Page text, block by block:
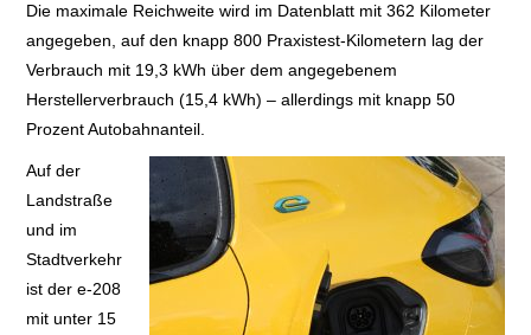
Die maximale Reichweite wird im Datenblatt mit 362 Kilometer
angegeben, auf den knapp 800 Praxistest-Kilometern lag der
Verbrauch mit 19,3 kWh über dem angegebenem
Herstellerverbrauch (15,4 kWh) – allerdings mit knapp 50
Prozent Autobahnanteil.
Auf der
Landstraße
und im
Stadtverkehr
ist der e-208
mit unter 15